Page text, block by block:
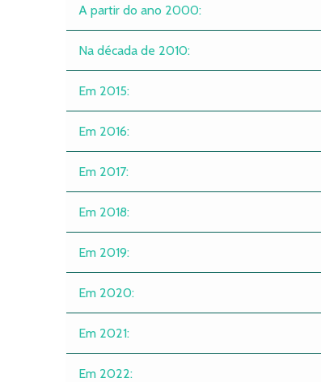
A partir do ano 2000:
Na década de 2010:
Em 2015:
Em 2016:
Em 2017:
Em 2018:
Em 2019:
Em 2020:
Em 2021:
Em 2022: